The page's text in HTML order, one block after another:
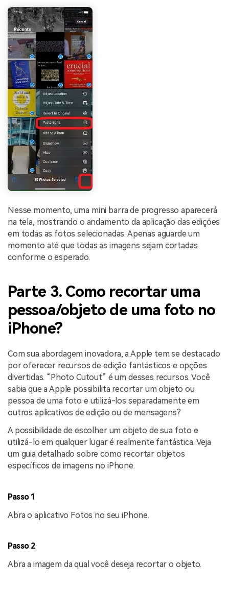
Nesse momento, uma mini barra de progresso aparecerá
na tela, mostrando o andamento da aplicação das edições
em todas as fotos selecionadas. Apenas aguarde um
momento até que todas as imagens sejam cortadas
conforme o esperado.
Parte 3. Como recortar uma
pessoa/objeto de uma foto no
iPhone?
Com sua abordagem inovadora, a Apple tem se destacado
por oferecer recursos de edição fantásticos e opções
divertidas. “Photo Cutout” é um desses recursos. Você
sabia que a Apple possibilita recortar um objeto ou
pessoa de uma foto e utilizá-los separadamente em
outros aplicativos de edição ou de mensagens?
A possibilidade de escolher um objeto de sua foto e
utilizá-lo em qualquer lugar é realmente fantástica. Veja
um guia detalhado sobre como recortar objetos
específicos de imagens no iPhone.
Passo 1
Abra o aplicativo Fotos no seu iPhone.
Passo 2
Abra a imagem da qual você deseja recortar o objeto.